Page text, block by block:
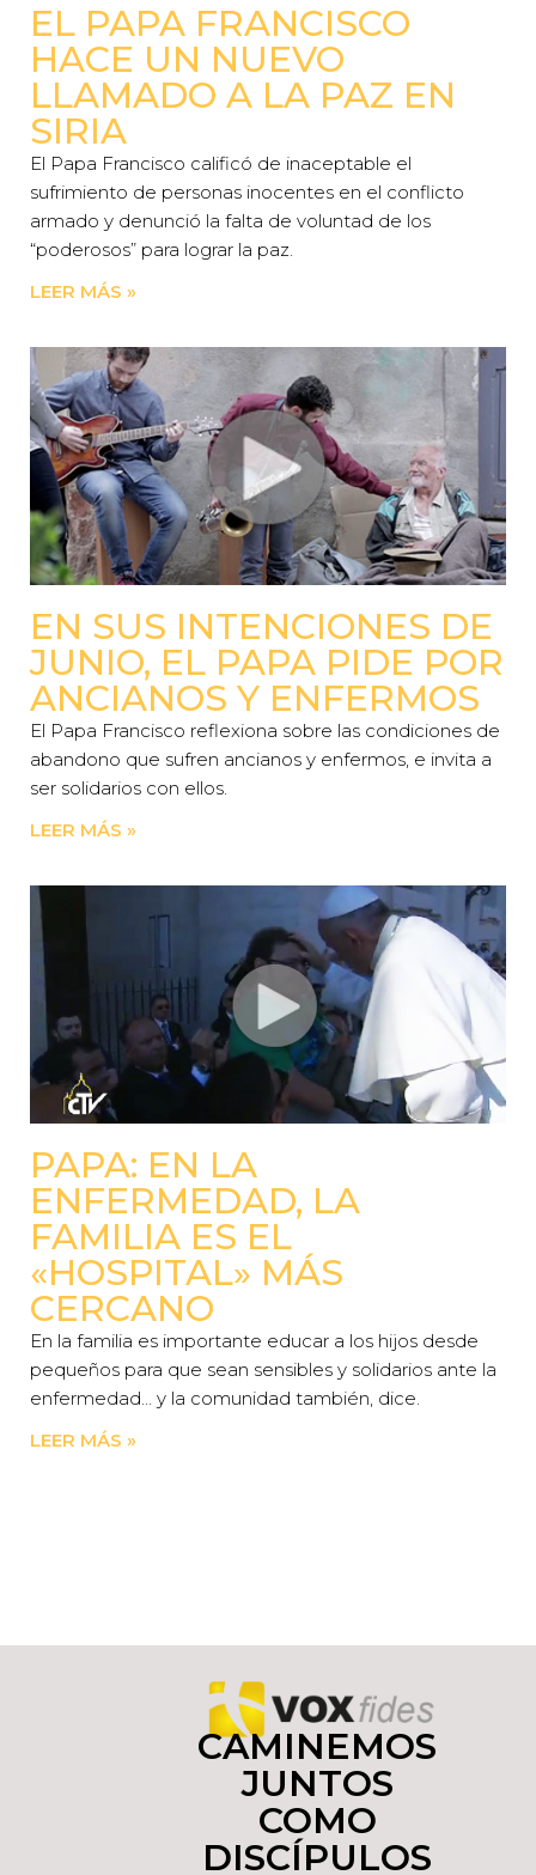
EL PAPA FRANCISCO
HACE UN NUEVO
LLAMADO A LA PAZ EN
SIRIA
El Papa Francisco calificó de inaceptable el
sufrimiento de personas inocentes en el conflicto
armado y denunció la falta de voluntad de los
“poderosos” para lograr la paz.
LEER MÁS »
EN SUS INTENCIONES DE
JUNIO, EL PAPA PIDE POR
ANCIANOS Y ENFERMOS
El Papa Francisco reflexiona sobre las condiciones de
abandono que sufren ancianos y enfermos, e invita a
ser solidarios con ellos.
LEER MÁS »
PAPA: EN LA
ENFERMEDAD, LA
FAMILIA ES EL
«HOSPITAL» MÁS
CERCANO
En la familia es importante educar a los hijos desde
pequeños para que sean sensibles y solidarios ante la
enfermedad… y la comunidad también, dice.
LEER MÁS »
CAMINEMOS
JUNTOS
COMO
DISCÍPULOS